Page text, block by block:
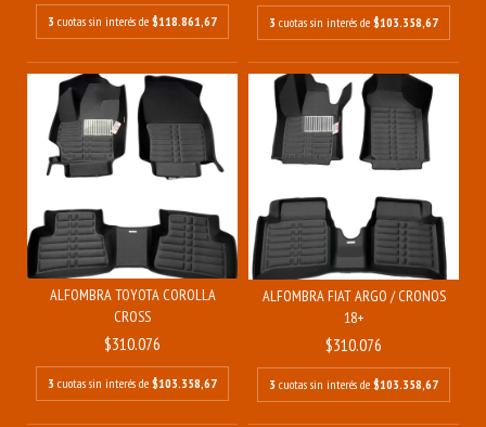
3 cuotas sin interés de $118.861,67 3 cuotas sin interés de $103.358,67
ALFOMBRA TOYOTA COROLLA
CROSS
$310.076
3 cuotas sin interés de $103.358,67
ALFOMBRA FIAT ARGO / CRONOS
18+
$310.076
3 cuotas sin interés de $103.358,67